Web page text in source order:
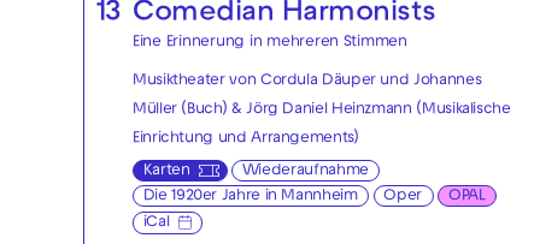
13 Comedian Harmonists
Eine Erinnerung in mehreren Stimmen
Musiktheater von Cordula Däuper und Johannes
Müller (Buch) & Jörg Daniel Heinzmann (Musikalische
Einrichtung und Arrangements)
Karten
Wiederaufnahme
Die 1920er Jahre in Mannheim
Oper
OPAL
iCal